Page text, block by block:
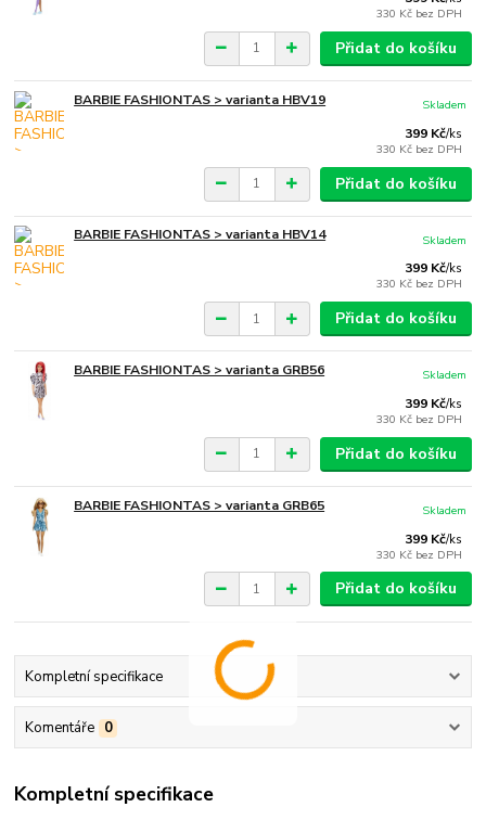
330 Kč bez DPH
Přidat do košíku
BARBIE FASHIONTAS > varianta HBV19
399 Kč/ks
330 Kč bez DPH
Skladem
Přidat do košíku
BARBIE FASHIONTAS > varianta HBV14
399 Kč/ks
330 Kč bez DPH
Skladem
Přidat do košíku
BARBIE FASHIONTAS > varianta GRB56
399 Kč/ks
330 Kč bez DPH
Skladem
Přidat do košíku
BARBIE FASHIONTAS > varianta GRB65
399 Kč/ks
330 Kč bez DPH
Skladem
Přidat do košíku
Kompletní specifikace
Komentáře 0
Kompletní specifikace